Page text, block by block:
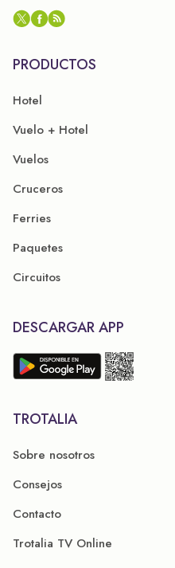
PRODUCTOS
Hotel
Vuelo + Hotel
Vuelos
Cruceros
Ferries
Paquetes
Circuitos
DESCARGAR APP
TROTALIA
Sobre nosotros
Consejos
Contacto
Trotalia TV Online